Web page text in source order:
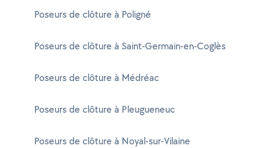
Poseurs de clôture à Poligné
Poseurs de clôture à Saint-Germain-en-Coglès
Poseurs de clôture à Médréac
Poseurs de clôture à Pleugueneuc
Poseurs de clôture à Noyal-sur-Vilaine